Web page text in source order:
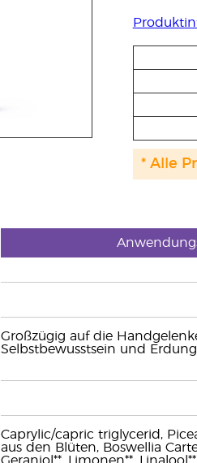
* Alle
Großzügig auf die
Selbstbewusstsein und Erdung.
Caprylic/capric triglycerid,
aus den Blüten, Boswellia